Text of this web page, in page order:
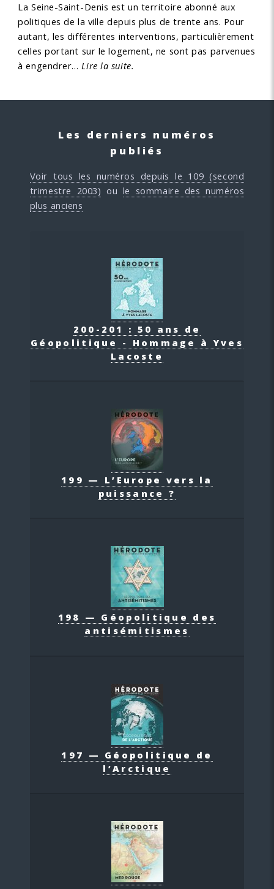
La Seine-Saint-Denis est un territoire abonné aux
politiques de la ville depuis plus de trente ans. Pour
autant, les différentes interventions, particulièrement
celles portant sur le logement, ne sont pas parvenues
à engendrer…Lire la suite.
Les derniers numéros
publiés
Voir tous les numéros depuis le 109 (second
trimestre 2003) ou le sommaire des numéros
plus anciens
200-201 : 50 ans de
Géopolitique - Hommage à Yves
Lacoste
199 — L’Europe vers la
puissance ?
198 — Géopolitique des
antisémitismes
197 — Géopolitique de
l’Arctique